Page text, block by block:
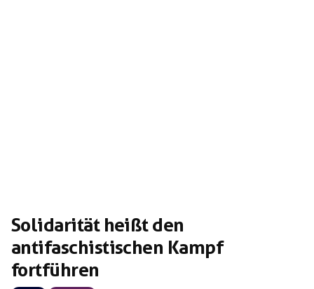
Solidarität heißt den
antifaschistischen Kampf
fortführen